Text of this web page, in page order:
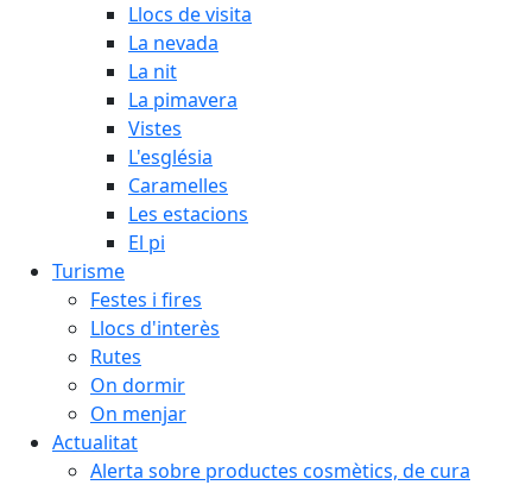
Llocs de visita
La nevada
La nit
La pimavera
Vistes
L'església
Caramelles
Les estacions
El pi
Turisme
Festes i fires
Llocs d'interès
Rutes
On dormir
On menjar
Actualitat
Alerta sobre productes cosmètics, de cura